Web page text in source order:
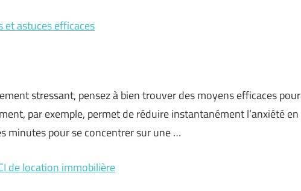
et astuces efficaces
stressant, pensez à bien trouver des moyens efficaces pour
par exemple, permet de réduire instantanément l’anxiété en
minutes pour se concentrer sur une …
de location immobilière